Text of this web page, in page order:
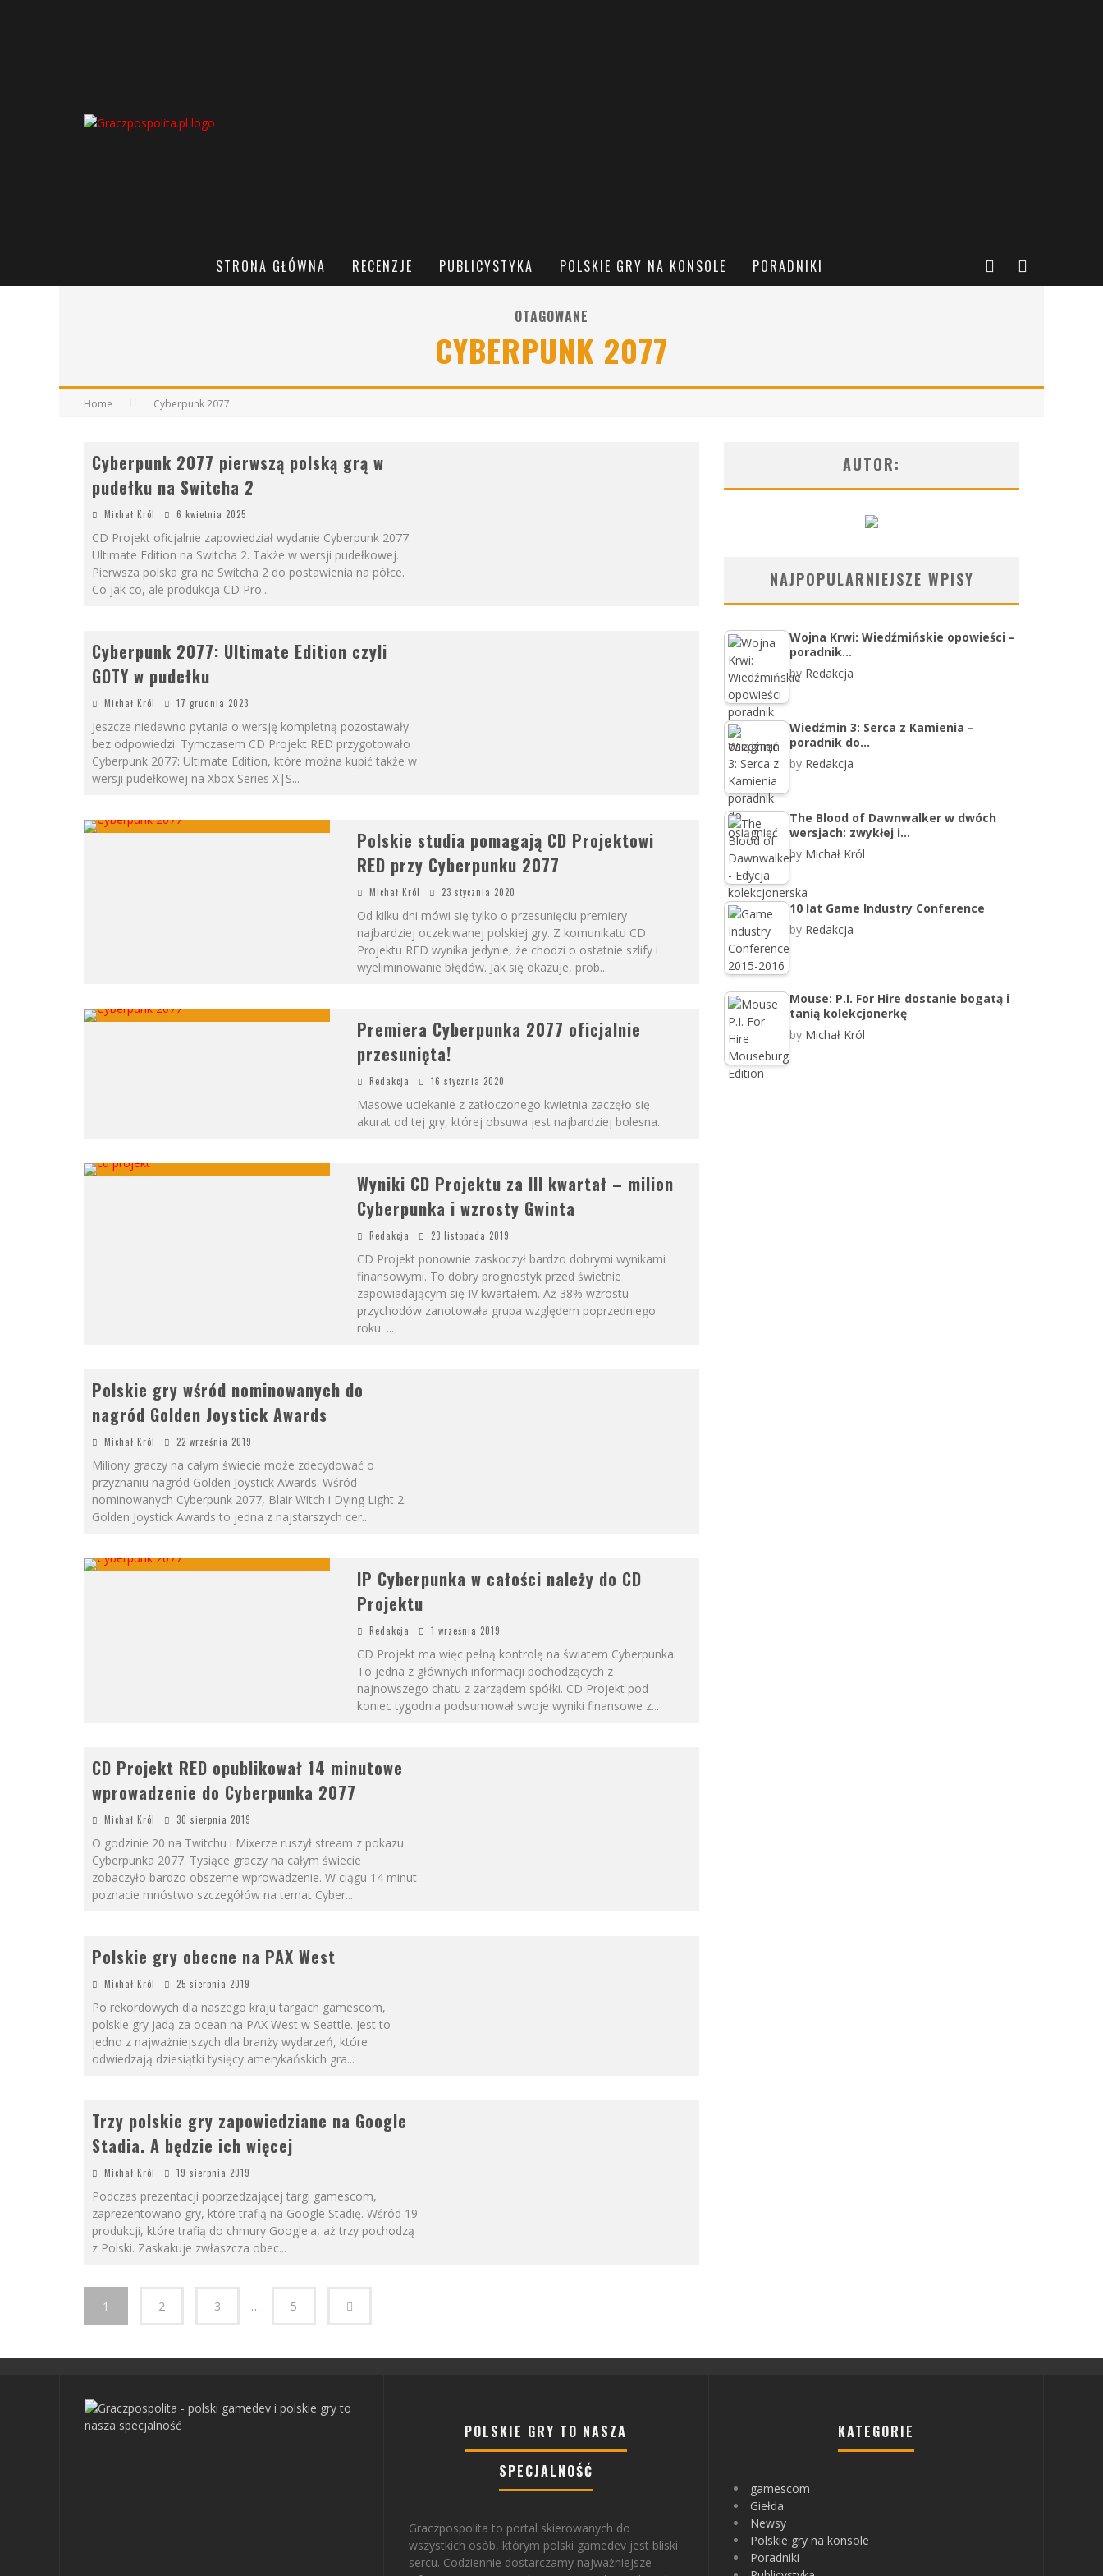
STRONA GŁÓWNA RECENZJE PUBLICYSTYKA POLSKIE GRY NA KONSOLE PORADNIKI
OTAGOWANE
CYBERPUNK 2077
Home Cyberpunk 2077
Cyberpunk 2077 pierwszą polską grą w
pudełku na Switcha 2
Michał Król 6 kwietnia 2025
CD Projekt oficjalnie zapowiedział wydanie Cyberpunk 2077:
Ultimate Edition na Switcha 2. Także w wersji pudełkowej.
Pierwsza polska gra na Switcha 2 do postawienia na półce.
Co jak co, ale produkcja CD Pro...
Cyberpunk 2077: Ultimate Edition czyli
GOTY w pudełku
Michał Król 17 grudnia 2023
Jeszcze niedawno pytania o wersję kompletną pozostawały
bez odpowiedzi. Tymczasem CD Projekt RED przygotowało
Cyberpunk 2077: Ultimate Edition, które można kupić także w
wersji pudełkowej na Xbox Series X|S...
Polskie studia pomagają CD Projektowi
RED przy Cyberpunku 2077
Michał Król 23 stycznia 2020
Od kilku dni mówi się tylko o przesunięciu premiery
najbardziej oczekiwanej polskiej gry. Z komunikatu CD
Projektu RED wynika jedynie, że chodzi o ostatnie szlify i
wyeliminowanie błędów. Jak się okazuje, prob...
Premiera Cyberpunka 2077 oficjalnie
przesunięta!
Redakcja 16 stycznia 2020
Masowe uciekanie z zatłoczonego kwietnia zaczęło się
akurat od tej gry, której obsuwa jest najbardziej bolesna.
Wyniki CD Projektu za III kwartał – milion
Cyberpunka i wzrosty Gwinta
Redakcja 23 listopada 2019
CD Projekt ponownie zaskoczył bardzo dobrymi wynikami
finansowymi. To dobry prognostyk przed świetnie
zapowiadającym się IV kwartałem. Aż 38% wzrostu
przychodów zanotowała grupa względem poprzedniego
roku. ...
Polskie gry wśród nominowanych do
nagród Golden Joystick Awards
Michał Król 22 września 2019
Miliony graczy na całym świecie może zdecydować o
przyznaniu nagród Golden Joystick Awards. Wśród
nominowanych Cyberpunk 2077, Blair Witch i Dying Light 2.
Golden Joystick Awards to jedna z najstarszych cer...
IP Cyberpunka w całości należy do CD
Projektu
Redakcja 1 września 2019
CD Projekt ma więc pełną kontrolę na światem Cyberpunka.
To jedna z głównych informacji pochodzących z
najnowszego chatu z zarządem spółki. CD Projekt pod
koniec tygodnia podsumował swoje wyniki finansowe z...
CD Projekt RED opublikował 14 minutowe
wprowadzenie do Cyberpunka 2077
Michał Król 30 sierpnia 2019
O godzinie 20 na Twitchu i Mixerze ruszył stream z pokazu
Cyberpunka 2077. Tysiące graczy na całym świecie
zobaczyło bardzo obszerne wprowadzenie. W ciągu 14 minut
poznacie mnóstwo szczegółów na temat Cyber...
Polskie gry obecne na PAX West
Michał Król 25 sierpnia 2019
Po rekordowych dla naszego kraju targach gamescom,
polskie gry jadą za ocean na PAX West w Seattle. Jest to
jedno z najważniejszych dla branży wydarzeń, które
odwiedzają dziesiątki tysięcy amerykańskich gra...
Trzy polskie gry zapowiedziane na Google
Stadia. A będzie ich więcej
Michał Król 19 sierpnia 2019
Podczas prezentacji poprzedzającej targi gamescom,
zaprezentowano gry, które trafią na Google Stadię. Wśród 19
produkcji, które trafią do chmury Google'a, aż trzy pochodzą
z Polski. Zaskakuje zwłaszcza obec...
1 2 3 … 5
AUTOR:
NAJPOPULARNIEJSZE WPISY
Wojna Krwi: Wiedźmińskie opowieści –
poradnik…
by Redakcja
Wiedźmin 3: Serca z Kamienia –
poradnik do…
by Redakcja
The Blood of Dawnwalker w dwóch
wersjach: zwykłej i…
by Michał Król
10 lat Game Industry Conference
by Redakcja
Mouse: P.I. For Hire dostanie bogatą i
tanią kolekcjonerkę
by Michał Król
POLSKIE GRY TO NASZA
SPECJALNOŚĆ
Graczpospolita to portal skierowanych do
wszystkich osób, którym polski gamedev jest bliski
sercu. Codziennie dostarczamy najważniejsze
KATEGORIE
gamescom
Giełda
Newsy
Polskie gry na konsole
Poradniki